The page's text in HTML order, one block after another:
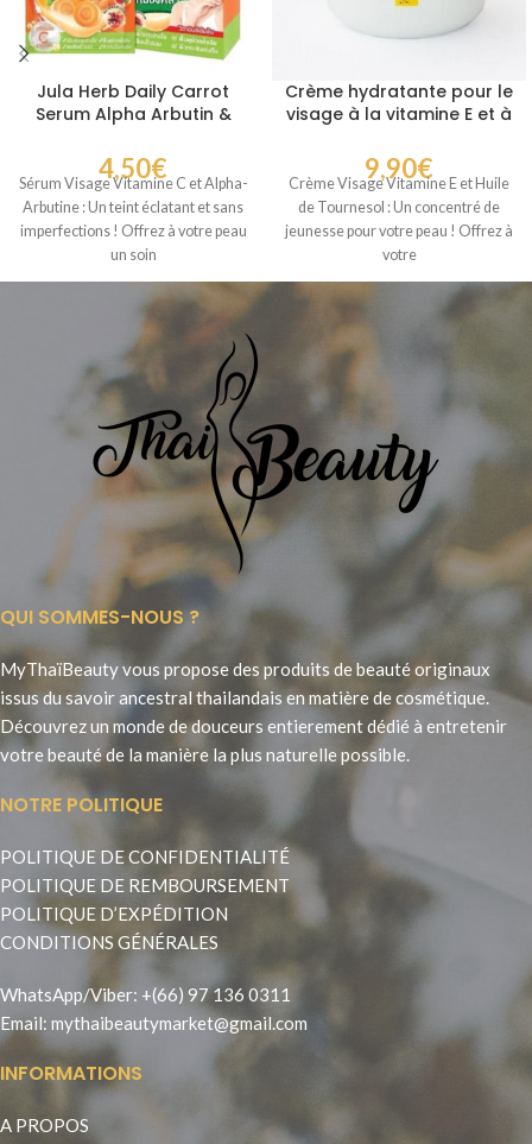
Jula Herb Daily Carrot
Serum Alpha Arbutin &
4,50€
Sérum Visage Vitamine C et Alpha-
Arbutine : Un teint éclatant et sans
imperfections ! Offrez à votre peau
un soin
Crème hydratante pour le
visage à la vitamine E et à
9,90€
Crème Visage Vitamine E et Huile
de Tournesol : Un concentré de
jeunesse pour votre peau ! Offrez à
votre
QUI SOMMES-NOUS ?
MyThaïBeauty vous propose des produits de beauté originaux
issus du savoir ancestral thailandais en matière de cosmétique.
Découvrez un monde de douceurs entierement dédié à entretenir
votre beauté de la manière la plus naturelle possible.
NOTRE POLITIQUE
POLITIQUE DE CONFIDENTIALITÉ
POLITIQUE DE REMBOURSEMENT
POLITIQUE D’EXPÉDITION
CONDITIONS GÉNÉRALES
WhatsApp/Viber: +(66) 97 136 0311
Email: mythaibeautymarket@gmail.com
INFORMATIONS
A PROPOS